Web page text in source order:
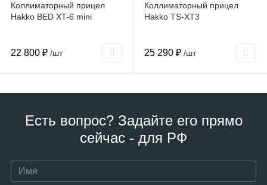
Коллиматорный прицел
Hakko BED XT-6 mini
22 800 ₽ /шт
Коллиматорный прицел
Hakko TS-XT3
25 290 ₽ /шт
Есть вопрос? Задайте его прямо
сейчас - для РФ